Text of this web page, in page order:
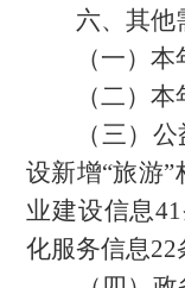
六、其他
（一）
（二）
（三）
设新增“旅游”
业建设信息41
化服务信息22